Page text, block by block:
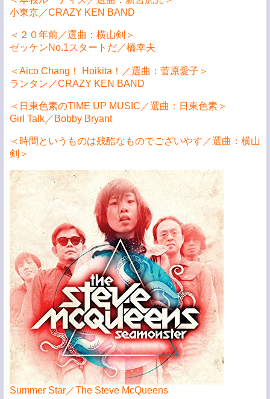
小東京／CRAZY KEN BAND
＜２０年前／選曲：横山剣＞
ゼッケンNo.1スタートだ／橋幸夫
＜Aico Chang！ Hoikita！／選曲：菅原愛子＞
ランタン／CRAZY KEN BAND
＜日東色素のTIME UP MUSIC／選曲：日東色素＞
Girl Talk／Bobby Bryant
＜時間というものは残酷なものでございやす／選曲：横山
剣＞
Summer Star／The Steve McQueens